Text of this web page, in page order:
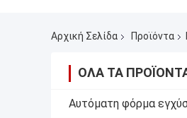
Αρχική Σελίδα Προϊόντα
ΌΛΑ ΤΑ
Αυτόματη φόρμα